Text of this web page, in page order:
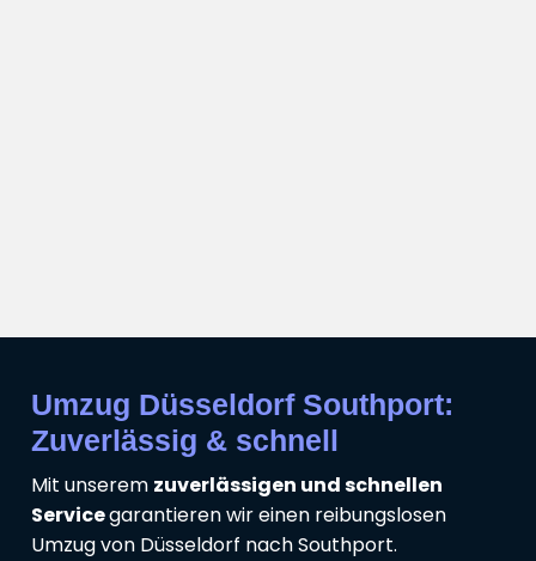
Umzug Düsseldorf Southport:
Zuverlässig & schnell
Mit unserem zuverlässigen und schnellen
Servicegarantieren wir einen reibungslosen
Umzug von Düsseldorf nach Southport.